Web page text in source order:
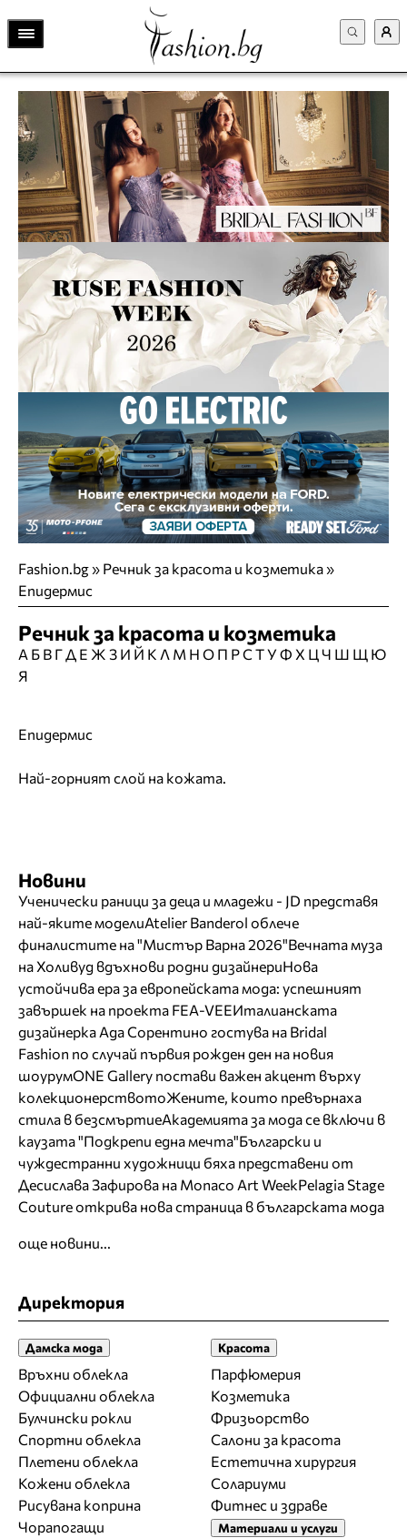
Fashion.bg» Речник за красота и козметика »
Епидермис
Речник за красота и козметика
А Б В ГД Е Ж З И Й К Л М Н О П РС ТУФ Х ЦЧ Ш Щ Ю
Я
Епидермис
Най-горният слой на кожата.
Новини
Ученически раници за деца и младежи - JD представя
най-яките моделиAtelier Banderol облече
финалистите на "Мистър Варна 2026"Вечната муза
на Холивуд вдъхнови родни дизайнериНова
устойчива ера за европейската мода: успешният
завършек на проекта FEA-VEEИталианската
дизайнерка Ада Сорентино гостува на Bridal
Fashion по случай първия рожден ден на новия
шоурумONE Gallery постави важен акцент върху
колекционерствотоЖените, които превърнаха
стила в безсмъртиеАкадемията за мода се включи в
каузата "Подкрепи една мечта"Български и
чуждестранни художници бяха представени от
Десислава Зафирова на Monaco Art WeekPelagia Stage
Couture открива нова страница в българската мода
още новини...
Директория
Дамска мода
Връхни облекла
Официални облекла
Булчински рокли
Спортни облекла
Плетени облекла
Кожени облекла
Рисувана коприна
Чорапогащи
Красота
Парфюмерия
Козметика
Фризьорство
Салони за красота
Естетична хирургия
Солариуми
Фитнес и здраве
Материали и услуги